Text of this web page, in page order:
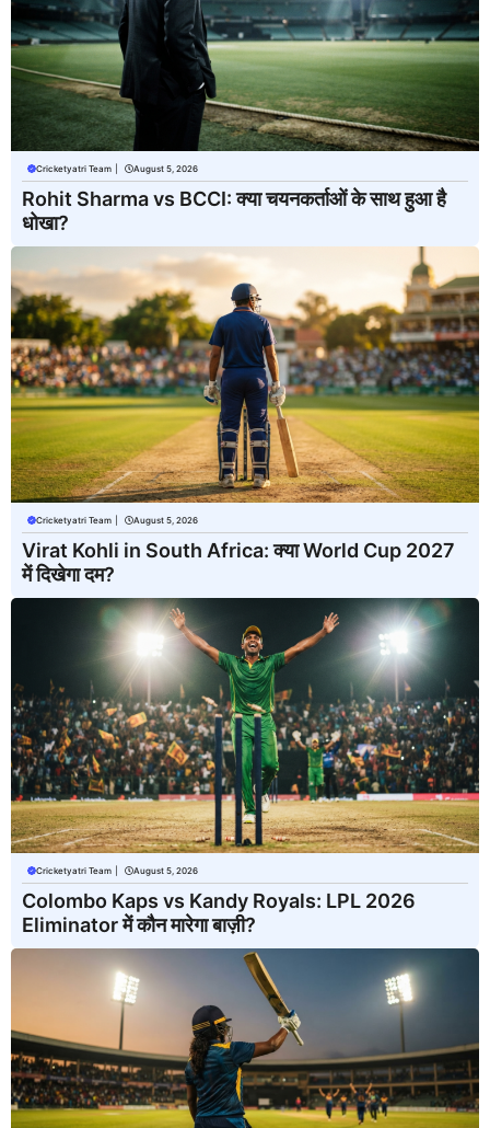
Cricketyatri Team August 5, 2026
Rohit Sharma vs BCCI: क्या चयनकर्ताओं के साथ हुआ है
धोखा?
Cricketyatri Team August 5, 2026
Virat Kohli in South Africa: क्या World Cup 2027
में दिखेगा दम?
Cricketyatri Team August 5, 2026
Colombo Kaps vs Kandy Royals: LPL 2026
Eliminator में कौन मारेगा बाज़ी?